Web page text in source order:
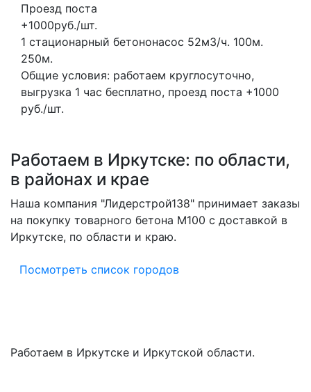
Проезд поста
+1000руб./шт.
1 стационарный бетононасос 52м3/ч. 100м.
250м.
Общие условия: работаем круглосуточно,
выгрузка 1 час бесплатно, проезд поста +1000
руб./шт.
Работаем в Иркутске: по области,
в районах и крае
Наша компания "Лидерстрой138" принимает заказы
на покупку товарного бетона M100 с доставкой в
Иркутске, по области и краю.
Посмотреть список городов
Работаем в Иркутске и Иркутской области.